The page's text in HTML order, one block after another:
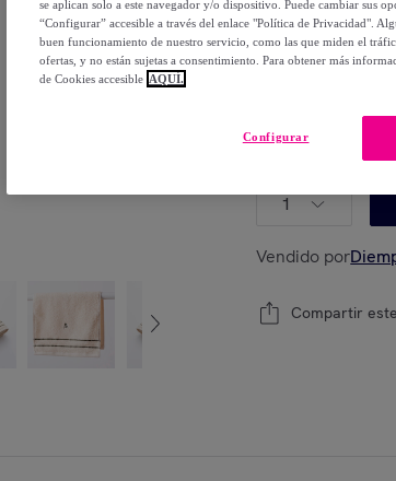
86,90 €
-55%
Toalla
1
Vendido por
Compartir
se aplican solo a este navegador y/o dispositivo. Puede cambiar sus
“Configurar” accesible a través del enlace "Política de Privacidad".
buen funcionamiento de nuestro servicio, como las que miden el
ofertas, y no están sujetas a consentimiento. Para obtener más
de Cookies accesible AQUÍ.
Configurar